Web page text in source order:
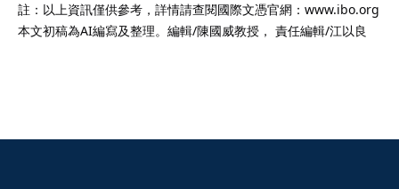
註：以上資訊僅供參考，詳情請查閱國際文憑官網：www.ibo.org
本文初稿為AI編寫及整理。編輯/陳國威教授， 責任編輯/江以良